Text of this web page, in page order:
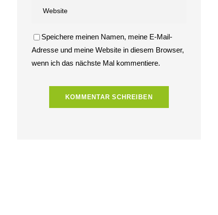
Speichere meinen Namen, meine E-Mail-
Adresse und meine Website in diesem Browser,
wenn ich das nächste Mal kommentiere.